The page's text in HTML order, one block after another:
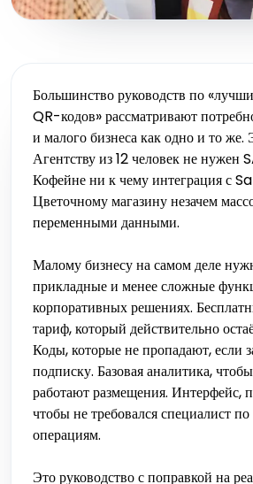
Большинство руководств по
QR-кодов» рассматривают
и малого бизнеса как одно и то же.
Агентству из 12 человек не нужен
Кофейне ни к чему интеграция с
Цветочному магазину незачем
переменными данными.
Малому бизнесу на самом деле
прикладные и менее сложные
корпоративных решениях.
тариф, который действительно
Коды, которые не пропадают, если
подписку. Базовая аналитика,
работают размещения. Интерфейс,
чтобы не требовался специалист
операциям.
Это руководство с поправкой на